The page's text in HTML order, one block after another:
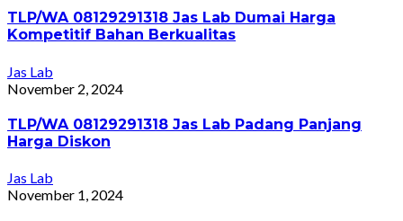
TLP/WA 08129291318 Jas Lab Dumai Harga
Kompetitif Bahan Berkualitas
Jas Lab
November 2, 2024
TLP/WA 08129291318 Jas Lab Padang Panjang
Harga Diskon
Jas Lab
November 1, 2024